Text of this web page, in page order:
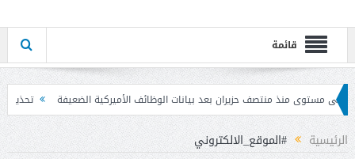
قائمة
بعد بيانات الوظائف الأميركية الضعيفة تحذير المواطنين من مشاركة رمز الـ OTP
الرئيسية #الموقع_الالكتروني